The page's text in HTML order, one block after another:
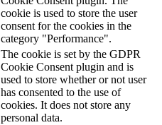
cookie is used to store the user
consent for the cookies in the
category "Performance".
The cookie is set by the GDPR
Cookie Consent plugin and is
used to store whether or not user
has consented to the use of
cookies. It does not store any
personal data.